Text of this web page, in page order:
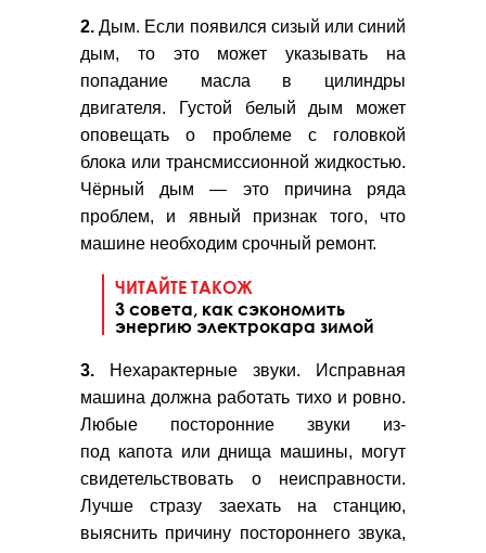
2. Дым. Если появился сизый или синий
дым, то это может указывать на
попадание масла в цилиндры
двигателя. Густой белый дым может
оповещать о проблеме с головкой
блока или трансмиссионной жидкостью.
Чёрный дым — это причина ряда
проблем, и явный признак того, что
машине необходим срочный ремонт.
ЧИТАЙТЕ ТАКОЖ
3 совета, как сэкономить
энергию электрокара зимой
3. Нехарактерные звуки. Исправная
машина должна работать тихо и ровно.
Любые посторонние звуки из-
под капота или днища машины, могут
свидетельствовать о неисправности.
Лучше стразу заехать на станцию,
выяснить причину постороннего звука,